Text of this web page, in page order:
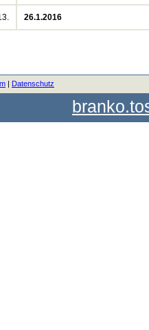
26.1.2016
| Datenschutz